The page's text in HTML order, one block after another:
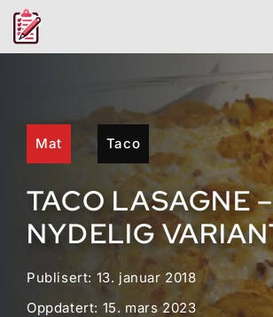
Hopp
Mat Taco
TACO LASAGNE –
NYDELIG
Publisert: 13. januar 2018
Oppdatert: 15. mars 2023